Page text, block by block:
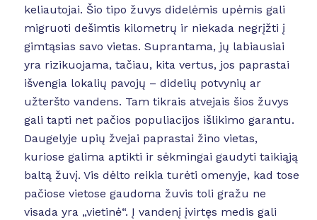
keliautojai. Šio tipo žuvys didelėmis upėmis gali
migruoti dešimtis kilometrų ir niekada negrįžti į
gimtąsias savo vietas. Suprantama, jų labiausiai
yra rizikuojama, tačiau, kita vertus, jos paprastai
išvengia lokalių pavojų – didelių potvynių ar
užteršto vandens. Tam tikrais atvejais šios žuvys
gali tapti net pačios populiacijos išlikimo garantu.
Daugelyje upių žvejai paprastai žino vietas,
kuriose galima aptikti ir sėkmingai gaudyti taikiąją
baltą žuvį. Vis dėlto reikia turėti omenyje, kad tose
pačiose vietose gaudoma žuvis toli gražu ne
visada yra „vietinė“. Į vandenį įvirtęs medis gali